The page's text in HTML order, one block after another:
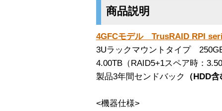
商品説明
4GFCモデル TrusRAID RPI
3Uラックマウントタイプ
4.00TB（RAID5+1スペア時：
製品3年間センドバック
（HDD
<機器仕様>